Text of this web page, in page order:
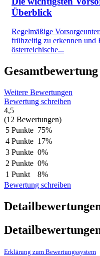
Überblick
Regelmäßige
frühzeitig zu erkennen und
österreichische...
Gesamtbewertung
Weitere Bewertungen
Bewertung schreiben
4,5
(12 Bewertungen)
5 Punkte 75%
4 Punkte 17%
3 Punkte 0%
2 Punkte 0%
1 Punkt
8%
Bewertung schreiben
Erklärung zum Bewertungssystem